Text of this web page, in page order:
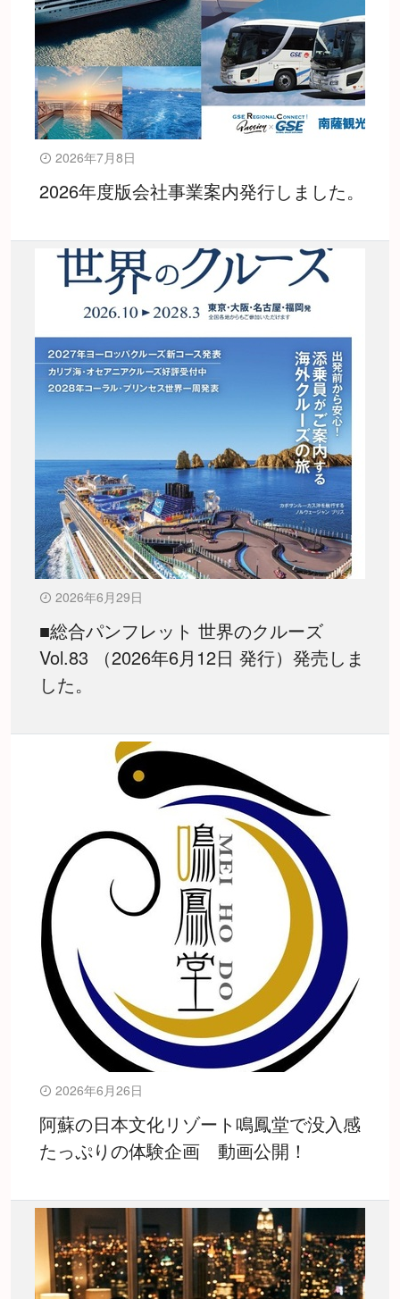
2026年7月8日
2026年度版会社事業案内発行しました。
2026年6月29日
■総合パンフレット 世界のクルーズ
Vol.83 （2026年6月12日 発行）発売しま
した。
2026年6月26日
阿蘇の日本文化リゾート鳴鳳堂で没入感
たっぷりの体験企画 動画公開！